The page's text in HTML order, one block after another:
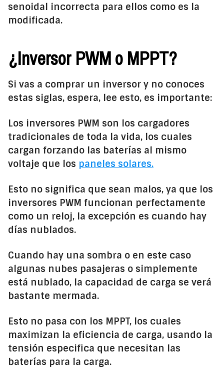
senoidal incorrecta para ellos como es la
modificada.
¿Inversor PWM o MPPT?
Si vas a comprar un inversor y no conoces
estas siglas, espera, lee esto, es importante:
Los inversores PWM son los cargadores
tradicionales de toda la vida, los cuales
cargan forzando las baterías al mismo
voltaje que los paneles solares.
Esto no significa que sean malos, ya que los
inversores PWM funcionan perfectamente
como un reloj, la excepción es cuando hay
días nublados.
Cuando hay una sombra o en este caso
algunas nubes pasajeras o simplemente
está nublado, la capacidad de carga se verá
bastante mermada.
Esto no pasa con los MPPT, los cuales
maximizan la eficiencia de carga, usando la
tensión especifica que necesitan las
baterías para la carga.